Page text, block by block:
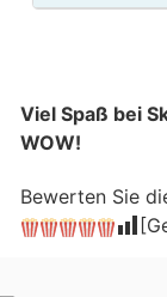
Viel Spaß bei
WOW!
Bewerten Sie